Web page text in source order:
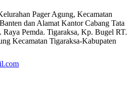
Pager Agung, Kecamatan
dan Alamat Kantor Cabang Tata
Raya Pemda. Tigaraksa, Kp. Bugel RT.
Kecamatan Tigaraksa-Kabupaten